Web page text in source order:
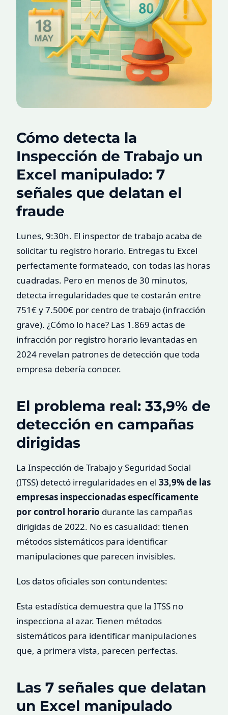
Cómo detecta la
Inspección de Trabajo un
Excel manipulado: 7
señales que delatan el
fraude
Lunes, 9:30h. El inspector de trabajo acaba de
solicitar tu registro horario. Entregas tu Excel
perfectamente formateado, con todas las horas
cuadradas. Pero en menos de 30 minutos,
detecta irregularidades que te costarán entre
751€ y 7.500€ por centro de trabajo (infracción
grave). ¿Cómo lo hace? Las 1.869 actas de
infracción por registro horario levantadas en
2024 revelan patrones de detección que toda
empresa debería conocer.
El problema real: 33,9% de
detección en campañas
dirigidas
La Inspección de Trabajo y Seguridad Social
(ITSS) detectó irregularidades en el 33,9% de las
empresas inspeccionadas específicamente
por control horario durante las campañas
dirigidas de 2022. No es casualidad: tienen
métodos sistemáticos para identificar
manipulaciones que parecen invisibles.
Los datos oficiales son contundentes:
Esta estadística demuestra que la ITSS no
inspecciona al azar. Tienen métodos
sistemáticos para identificar manipulaciones
que, a primera vista, parecen perfectas.
Las 7 señales que delatan
un Excel manipulado